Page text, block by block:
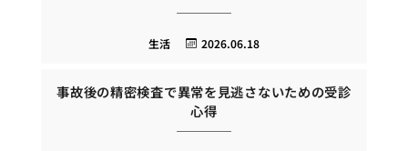
2026.06.18
生活
事故後の精密検査で異常を見逃さないための受診
心得